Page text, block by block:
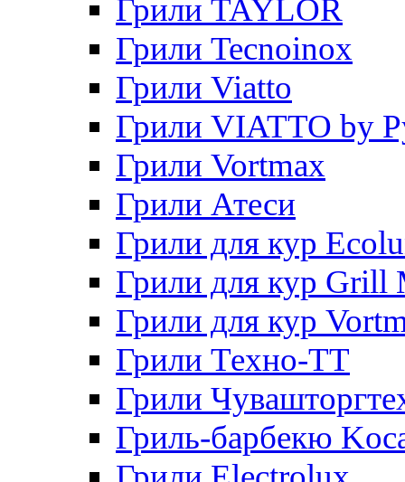
Грили TAYLOR
Грили Tecnoinox
Грили Viatto
Грили VIATTO by
Грили Vortmax
Грили Атеси
Грили для кур
Грили для кур Grill
Грили для кур
Грили Техно-ТТ
Грили
Гриль-барбекю